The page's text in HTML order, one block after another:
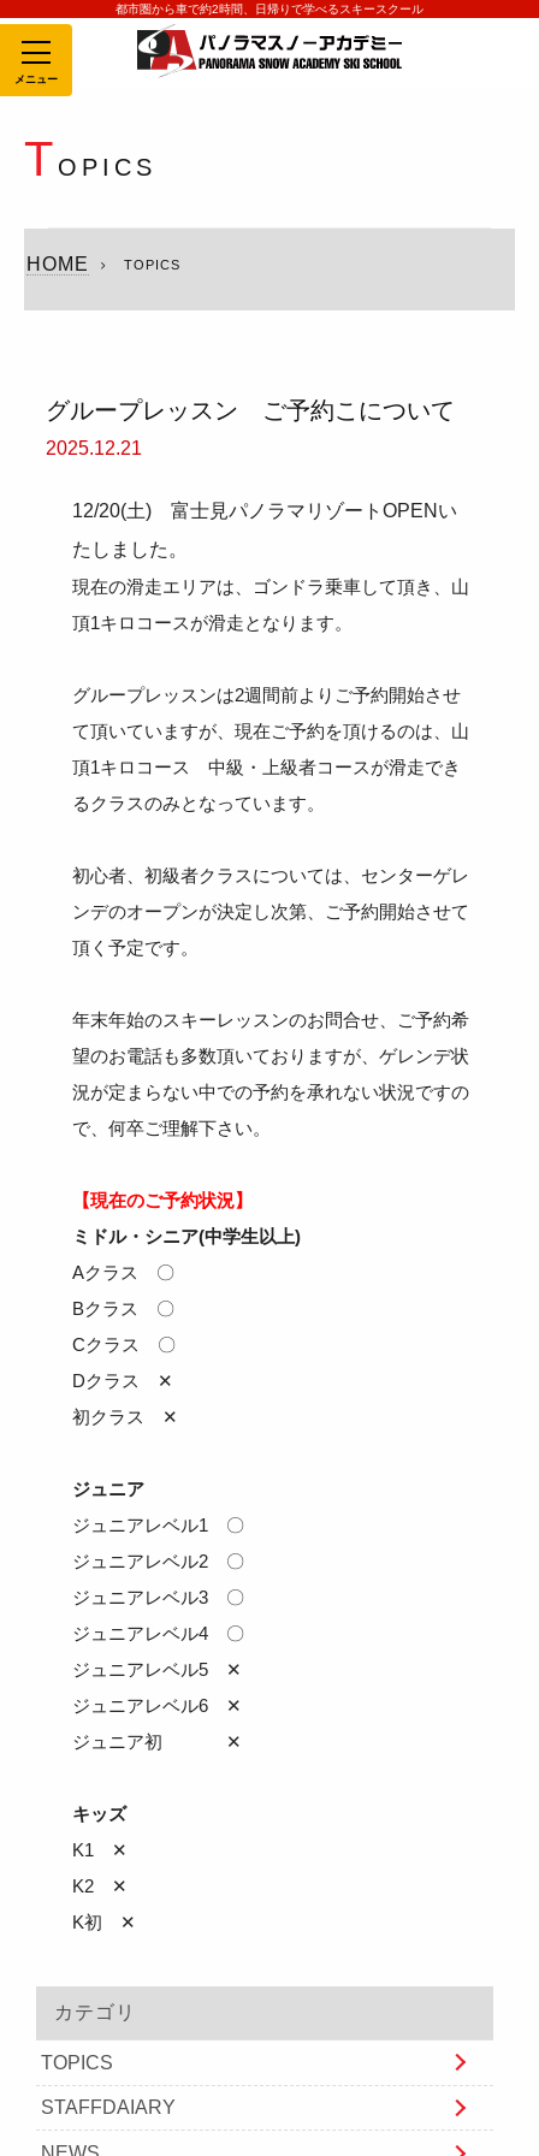
都市圏から車で約2時間、日帰りで学べるスキースクール
MENU
T OPICS
HOME TOPICS
グループレッスン ご予約こについて
2025.12.21
12/20(土) 富士見パノラマリゾートOPENい
たしました。
現在の滑走エリアは、ゴンドラ乗車して頂き、山
頂1キロコースが滑走となります。
グループレッスンは2週間前よりご予約開始させ
て頂いていますが、現在ご予約を頂けるのは、山
頂1キロコース 中級・上級者コースが滑走でき
るクラスのみとなっています。
初心者、初級者クラスについては、センターゲレ
ンデのオープンが決定し次第、ご予約開始させて
頂く予定です。
年末年始のスキーレッスンのお問合せ、ご予約希
望のお電話も多数頂いておりますが、ゲレンデ状
況が定まらない中での予約を承れない状況ですの
で、何卒ご理解下さい。
【現在のご予約状況】
ミドル・シニア(中学生以上)
Aクラス 〇
Bクラス 〇
Cクラス 〇
Dクラス ✕
初クラス ✕
ジュニア
ジュニアレベル1 〇
ジュニアレベル2 〇
ジュニアレベル3 〇
ジュニアレベル4 〇
ジュニアレベル5 ✕
ジュニアレベル6 ✕
ジュニア初 ✕
キッズ
K1 ✕
K2 ✕
K初 ✕
カテゴリ
TOPICS
STAFFDAIARY